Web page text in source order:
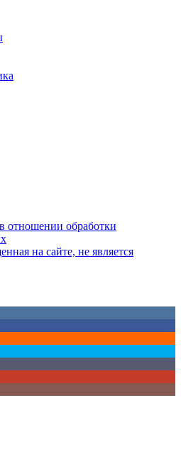
отношении обработки
на сайте, не является